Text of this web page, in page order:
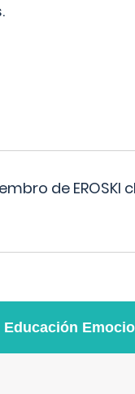
de EROSKI
Educación